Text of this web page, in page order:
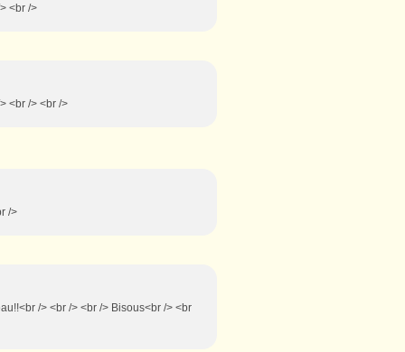
<br />
<br /> <br />
/>
/> <br /> <br /> Bisous<br /> <br